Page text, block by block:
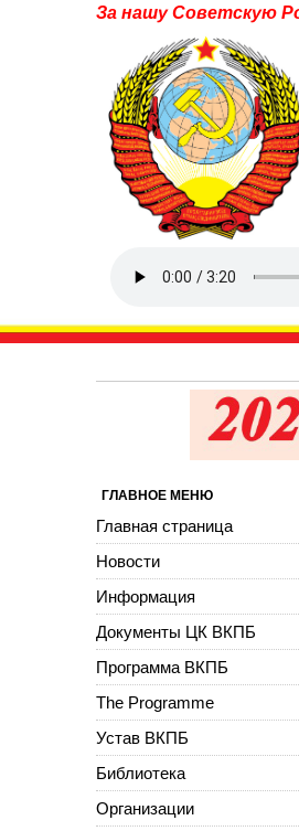
За нашу Советскую
ГЛАВНОЕ МЕНЮ
Главная страница
Новости
Информация
Документы ЦК ВКПБ
Программа ВКПБ
The Programme
Устав ВКПБ
Библиотека
Организации